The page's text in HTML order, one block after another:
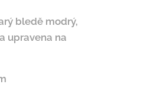
bledě modrý,
upravena na